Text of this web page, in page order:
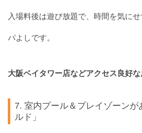
入場料後は遊び放題で、時間を気に
パよしです。
大阪ベイタワー店などアクセス良好な
7. 室内プール＆プレイゾーンが
ルド」